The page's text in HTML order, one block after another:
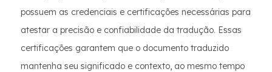
possuem as credenciais e certificações necessárias para
atestar a precisão e confiabilidade da tradução. Essas
certificações garantem que o documento traduzido
mantenha seu significado e contexto, ao mesmo tempo